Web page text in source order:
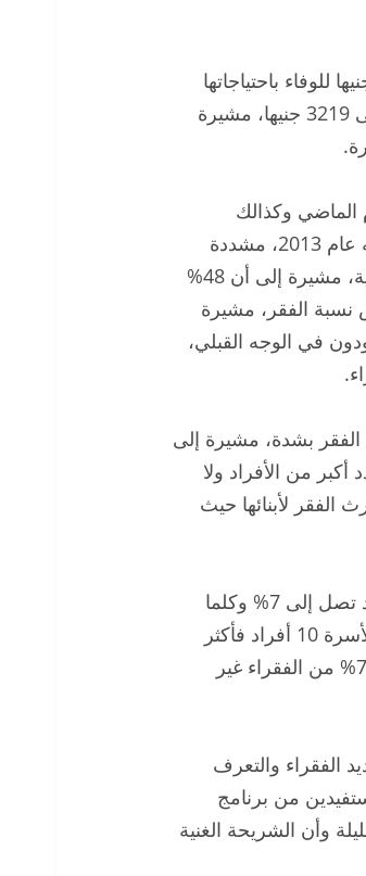
الليثي أن الأسرة المكونة من فردين تحتاج شهريا لـ1932 جنيها للوفاء باحتياجاتها
الأساسية أما الأسرة المكونة من فردين بالغين وطفلين فتحتاج إلى 3219 جنيها، مشيرة
العام الماضي وكذالك
انخفاض نسبة الفقر المدقع ووصل لنفس المستوى الذي كان عليه عام 2013، مشددة
على حدوث انخفاض في مؤشرات الفقر في جميع أنحاء الجمهورية، مشيرة إلى أن 48%
نسبة الفقر، مشيرة
من الفقراء موجودون في الوجه القبلي،
بشدة، مشيرة إلى
من الأفراد ولا
لأبنائها حيث
ولفتت إلى أن نسبة الفقر في الأسر التي يبلغ عدد أفرادها 3 أفراد تصل إلى 7% وكلما
زادت حجم الأسرة زادت نسبة الفقر لتصل لـ80% إذا كان حجم الأسرة 10 أفراد فأكثر
مشيرة إلى أن ثلث الأميين فقراء و9.4% من الجامعيين فقراء و70% من الفقراء غير
الفقراء والتعرف
لهم، لافتة أن 87% من المستفيدين من برنامج
قليلة وأن الشريحة الغنية